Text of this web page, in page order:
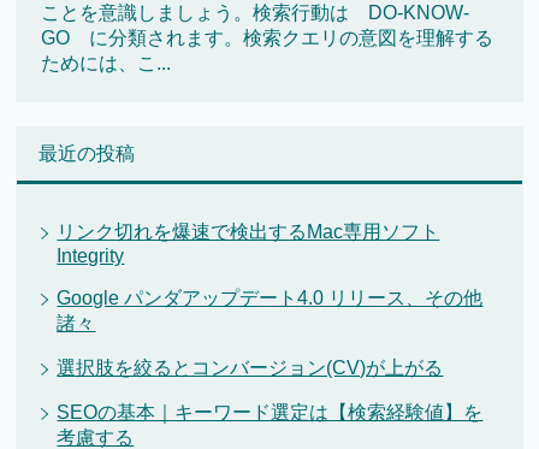
ことを意識しましょう。検索行動は DO-KNOW-
GO に分類されます。検索クエリの意図を理解する
ためには、こ...
最近の投稿
リンク切れを爆速で検出するMac専用ソフト
Integrity
Google パンダアップデート4.0 リリース、その他
諸々
選択肢を絞るとコンバージョン(CV)が上がる
SEOの基本｜キーワード選定は【検索経験値】を
考慮する